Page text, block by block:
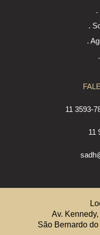
.
.
.
11 3593-
11
Av.
São Bernardo